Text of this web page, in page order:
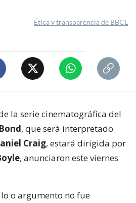
Ética y transparencia de BBCL
la serie cinematográfica del
, que será interpretado
Craig, estará dirigida por
, anunciaron este viernes
o argumento no fue